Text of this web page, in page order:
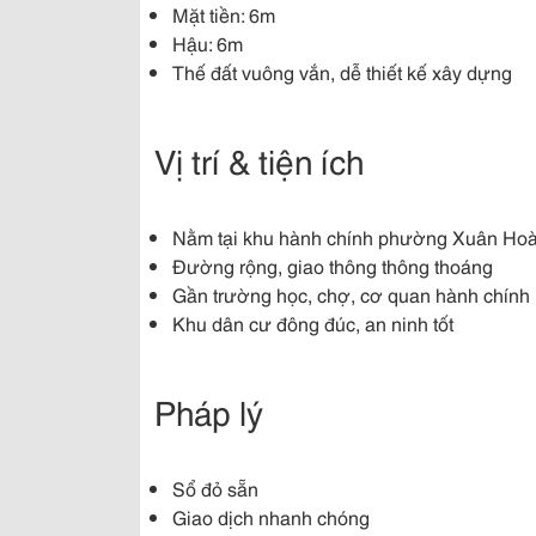
Mặt tiền: 6m
Hậu: 6m
Thế đất vuông vắn, dễ thiết kế xây dựng
Vị trí & tiện ích
Nằm tại khu hành chính phường Xuân
Đường rộng, giao thông thông thoáng
Gần trường học, chợ, cơ quan hành chính
Khu dân cư đông đúc, an ninh tốt
Pháp lý
Sổ đỏ sẵn
Giao dịch nhanh chóng